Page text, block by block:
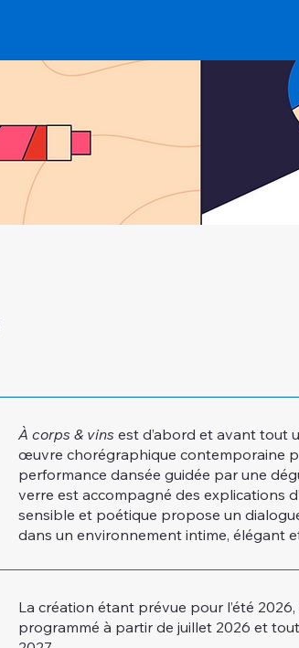
À corps & vins est d’abord et avant tout
œuvre chorégraphique contemporaine
performance dansée guidée par une
verre est accompagné des explications
sensible et poétique propose un
dans un environnement intime, élégant
La création étant prévue pour l’été
programmé à partir de juillet 2026 et